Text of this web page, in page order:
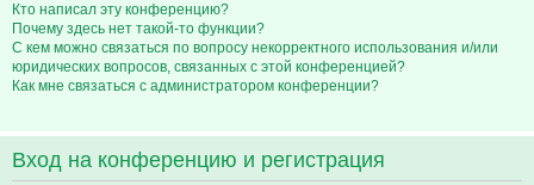
Кто написал эту конференцию?
Почему здесь нет такой-то функции?
С кем можно связаться по вопросу некорректного использования и/или
юридических вопросов, связанных с этой конференцией?
Как мне связаться с администратором конференции?
Вход на конференцию и регистрация